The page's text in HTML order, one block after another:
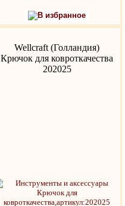
В избранное
Wellcraft (Голландия)
Крючок для ковроткачества
202025